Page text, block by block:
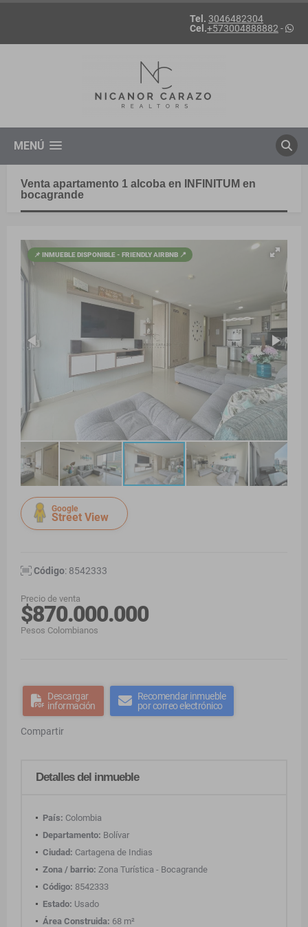
Tel. 3046482304
Cel.+573004888882 -
MENÚ
Venta apartamento 1 alcoba en INFINITUM en
bocagrande
📌 INMUEBLE DISPONIBLE - FRIENDLY AIRBNB 📍
Google
Street View
Código: 8542333
Precio de venta
$870.000.000
Pesos Colombianos
Descargar
información
Recomendar inmueble
por correo electrónico
Compartir
Detalles del inmueble
País: Colombia
Departamento: Bolívar
Ciudad: Cartagena de Indias
Zona / barrio: Zona Turística - Bocagrande
Código: 8542333
Estado: Usado
Área Construida: 68 m²